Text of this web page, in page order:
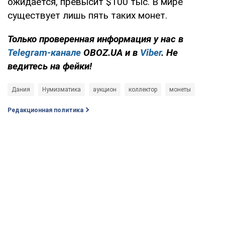
существует лишь пять таких монет.
Только проверенная информация у нас в
Telegram-канале OBOZ.UA и в Viber. Не
ведитесь на фейки!
Дания Нумизматика аукцион коллектор монеты
Редакционная политика